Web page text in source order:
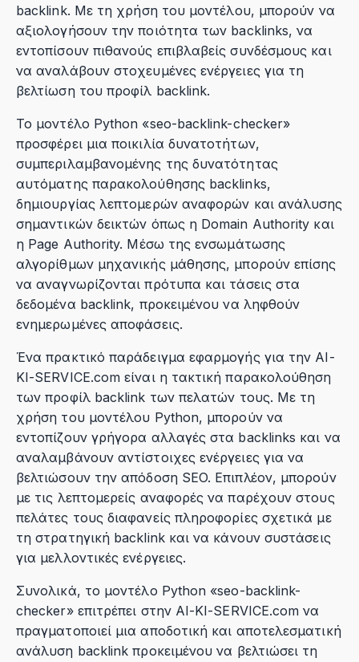
backlink. Με τη χρήση του μοντέλου, μπορούν να
αξιολογήσουν την ποιότητα των backlinks, να
εντοπίσουν πιθανούς επιβλαβείς συνδέσμους και
να αναλάβουν στοχευμένες ενέργειες για τη
βελτίωση του προφίλ backlink.
Το μοντέλο Python «seo-backlink-checker»
προσφέρει μια ποικιλία δυνατοτήτων,
συμπεριλαμβανομένης της δυνατότητας
αυτόματης παρακολούθησης backlinks,
δημιουργίας λεπτομερών αναφορών και ανάλυσης
σημαντικών δεικτών όπως η Domain Authority και
η Page Authority. Μέσω της ενσωμάτωσης
αλγορίθμων μηχανικής μάθησης, μπορούν επίσης
να αναγνωρίζονται πρότυπα και τάσεις στα
δεδομένα backlink, προκειμένου να ληφθούν
ενημερωμένες αποφάσεις.
Ένα πρακτικό παράδειγμα εφαρμογής για την AI-
KI-SERVICE.com είναι η τακτική παρακολούθηση
των προφίλ backlink των πελατών τους. Με τη
χρήση του μοντέλου Python, μπορούν να
εντοπίζουν γρήγορα αλλαγές στα backlinks και να
αναλαμβάνουν αντίστοιχες ενέργειες για να
βελτιώσουν την απόδοση SEO. Επιπλέον, μπορούν
με τις λεπτομερείς αναφορές να παρέχουν στους
πελάτες τους διαφανείς πληροφορίες σχετικά με
τη στρατηγική backlink και να κάνουν συστάσεις
για μελλοντικές ενέργειες.
Συνολικά, το μοντέλο Python «seo-backlink-
checker» επιτρέπει στην AI-KI-SERVICE.com να
πραγματοποιεί μια αποδοτική και αποτελεσματική
ανάλυση backlink προκειμένου να βελτιώσει τη